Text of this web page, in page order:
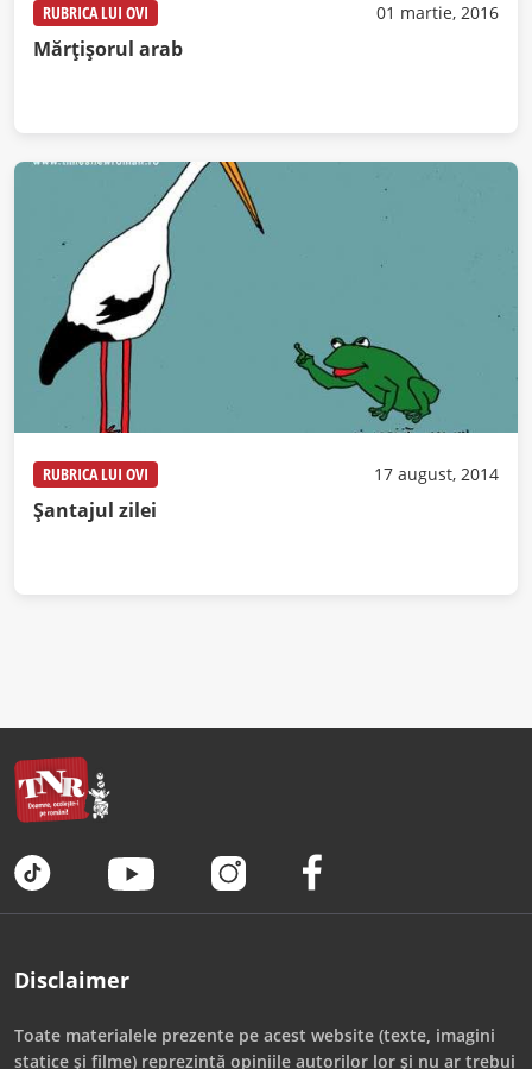
RUBRICA LUI OVI 01 martie, 2016
Mărțișorul arab
RUBRICA LUI OVI 17 august, 2014
Şantajul zilei
Disclaimer
Toate materialele prezente pe acest website (texte, imagini
statice și filme) reprezintă opiniile autorilor lor și nu ar trebui